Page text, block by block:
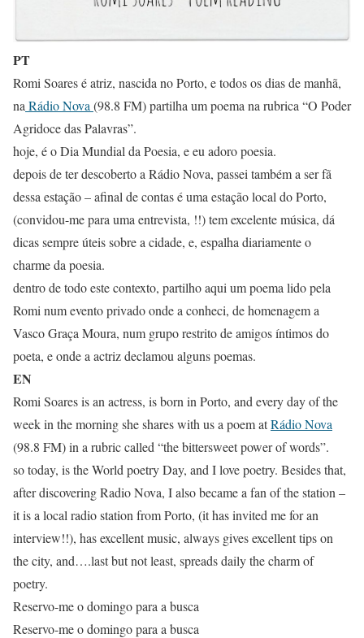
PT
Romi Soares é atriz, nascida no Porto, e todos os dias de manhã,
na Rádio Nova (98.8 FM) partilha um poema na rubrica “O Poder
Agridoce das Palavras”.
hoje, é o Dia Mundial da Poesia, e eu adoro poesia.
depois de ter descoberto a Rádio Nova, passei também a ser fã
dessa estação – afinal de contas é uma estação local do Porto,
(convidou-me para uma entrevista, !!) tem excelente música, dá
dicas sempre úteis sobre a cidade, e, espalha diariamente o
charme da poesia.
dentro de todo este contexto, partilho aqui um poema lido pela
Romi num evento privado onde a conheci, de homenagem a
Vasco Graça Moura, num grupo restrito de amigos íntimos do
poeta, e onde a actriz declamou alguns poemas.
EN
Romi Soares is an actress, is born in Porto, and every day of the
week in the morning she shares with us a poem atRádio Nova
(98.8 FM) in a rubric called “the bittersweet power of words”.
so today, is the World poetry Day, and I love poetry. Besides that,
after discovering Radio Nova, I also became a fan of the station –
it is a local radio station from Porto, (it has invited me for an
interview!!), has excellent music, always gives excellent tips on
the city, and….last but not least, spreads daily the charm of
poetry.
Reservo-me o domingo para a busca
Reservo-me o domingo para a busca